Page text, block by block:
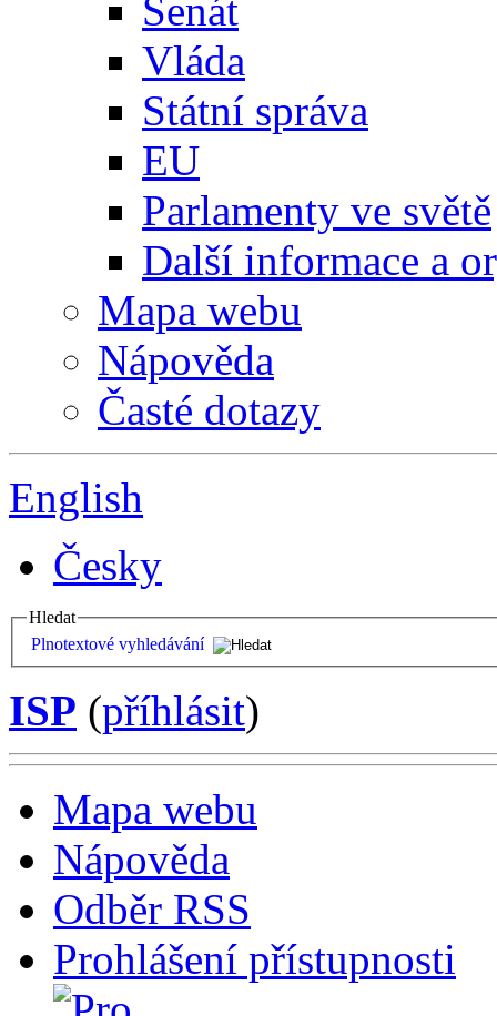
Senát
Vláda
Státní správa
EU
Parlamenty ve světě
Další informace a
Mapa webu
Nápověda
Časté dotazy
English
Česky
Hledat
Plnotextové vyhledávání
ISP (příhlásit)
Mapa webu
Nápověda
Odběr RSS
Prohlášení přístupnosti